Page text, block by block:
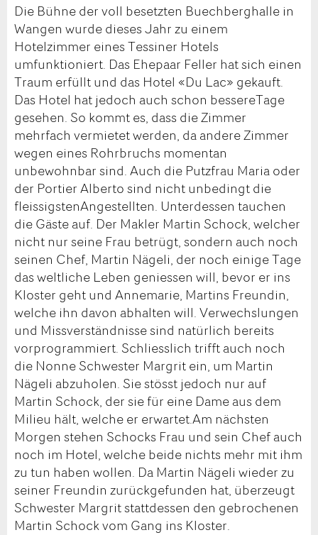
Die Bühne der voll besetzten Buechberghalle in
Wangen wurde dieses Jahr zu einem
Hotelzimmer eines Tessiner Hotels
umfunktioniert. Das Ehepaar Feller hat sich einen
Traum erfüllt und das Hotel «Du Lac» gekauft.
Das Hotel hat jedoch auch schon bessereTage
gesehen. So kommt es, dass die Zimmer
mehrfach vermietet werden, da andere Zimmer
wegen eines Rohrbruchs momentan
unbewohnbar sind. Auch die Putzfrau Maria oder
der Portier Alberto sind nicht unbedingt die
fleissigstenAngestellten. Unterdessen tauchen
die Gäste auf. Der Makler Martin Schock, welcher
nicht nur seine Frau betrügt, sondern auch noch
seinen Chef, Martin Nägeli, der noch einige Tage
das weltliche Leben geniessen will, bevor er ins
Kloster geht und Annemarie, Martins Freundin,
welche ihn davon abhalten will. Verwechslungen
und Missverständnisse sind natürlich bereits
vorprogrammiert. Schliesslich trifft auch noch
die Nonne Schwester Margrit ein, um Martin
Nägeli abzuholen. Sie stösst jedoch nur auf
Martin Schock, der sie für eine Dame aus dem
Milieu hält, welche er erwartet.Am nächsten
Morgen stehen Schocks Frau und sein Chef auch
noch im Hotel, welche beide nichts mehr mit ihm
zu tun haben wollen. Da Martin Nägeli wieder zu
seiner Freundin zurückgefunden hat, überzeugt
Schwester Margrit stattdessen den gebrochenen
Martin Schock vom Gang ins Kloster.